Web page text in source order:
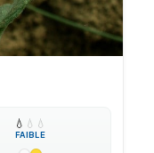
💧 💧 💧
FAIBLE